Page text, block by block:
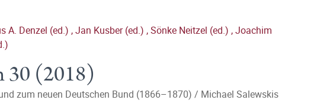
A. Denzel (ed.) ,Jan Kusber (ed.) ,Sönke Neitzel (ed.) ,Joachim
30 (2018)
zum neuen Deutschen Bund (1866–1870) / Michael Salewskis